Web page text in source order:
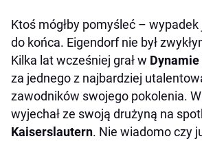
Ktoś mógłby pomyśleć –
do końca. Eigendorf nie był
Kilka lat wcześniej grał w
za jednego z najbardziej
zawodników swojego pokolenia.
wyjechał ze swoją drużyną na
Kaiserslautern. Nie wiadomo czy